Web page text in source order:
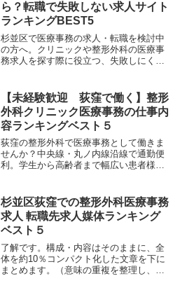
ら？転職で失敗しない求人サイト
ランキングBEST5
杉並区で医療事務の求人・転職を検討中
の方へ。クリニックや整形外科の医療事
務求人を探す際に役立つ、失敗しにくい
【未経験歓迎 荻窪で働く】整形
外科クリニック医療事務の仕事内
容ランキングベスト５
荻窪の整形外科で医療事務として働きま
せんか？中央線・丸ノ内線沿線で通勤便
利。学生から高齢者まで幅広い患者様が
から地域医療を支えるプロへ。荻窪で長
く働きたい方必見です。
杉並区荻窪での整形外科医療事務
求人 転職先求人媒体ランキング
ベスト５
了解です。構成・内容はそのままに、全
体を約10％コンパクト化した文章を下に
まとめます。（意味の重複を整理し、表